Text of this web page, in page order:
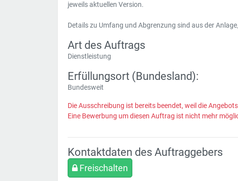
jeweils aktuellen Version.
Details zu Umfang und Abgrenzung sind aus der
Art des Auftrags
Dienstleistung
Erfüllungsort (Bundesland):
Bundesweit
Die Ausschreibung ist bereits beendet, weil die
Eine Bewerbung um diesen Auftrag ist nicht mehr
Kontaktdaten des Auftraggebers
Freischalten